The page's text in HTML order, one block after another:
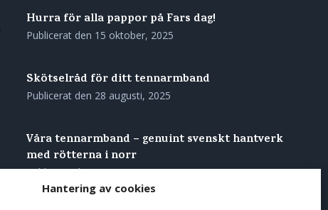
Hantering av cookies
Hurra för alla pappor på Fars dag!
Publicerat den 15 oktober, 2025
Skötselråd för ditt tennarmband
Publicerat den 28 augusti, 2025
Våra tennarmband – genuint svenskt hantverk
med rötterna i norr
Publicerat den27 augusti, 2025